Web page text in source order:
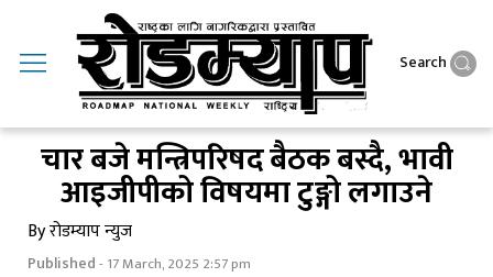
Search
चार बजे मन्त्रिपरिषद बैठक बस्दै, भावी
आइजीपीको विषयमा टुङ्गो लगाउने
By रोडम्याप न्युज
Published- 17 March, 2025 2:57 pm